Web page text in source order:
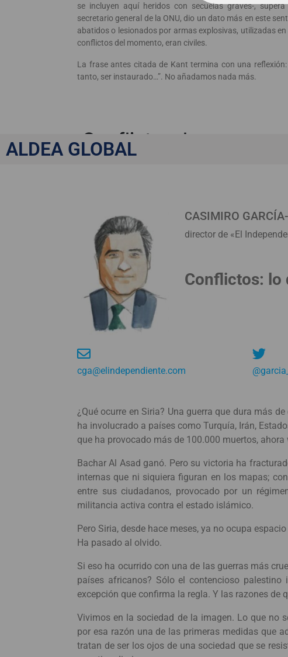
se incluyen aquí heridos con secuelas graves-,
secretario general de la ONU, dio un dato más en este
abatidos o lesionados por armas explosivas, utilizadas
conflictos del momento, eran civiles.
La frase antes citada de Kant termina con una
tanto, ser instaurado…”. No añadamos nada más.
«Conflictos: lo que no
ALDEA GLOBAL
CASIMIRO
director de «El
Conflictos: lo
cga@elindependiente.com
¿Qué ocurre en Siria? Una guerra que dura más
ha involucrado a países como Turquía, Irán,
que ha provocado más de 100.000 muertos,
Bachar Al Asad ganó. Pero su victoria ha
internas que ni siquiera figuran en los mapas;
entre sus ciudadanos, provocado por un
militancia activa contra el estado islámico.
Pero Siria, desde hace meses, ya no ocupa
Ha pasado al olvido.
Si eso ha ocurrido con una de las guerras más
países africanos? Sólo el contencioso
excepción que confirma la regla. Y las razones
Vivimos en la sociedad de la imagen. Lo que no
por esa razón una de las primeras medidas que
tratan de ser los ojos de una sociedad que se